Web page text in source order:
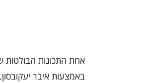
אחת התכונות
באמצעות איבר